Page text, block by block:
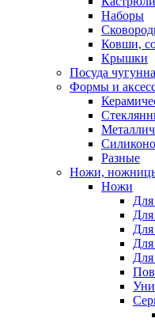
Наборы
Ковши,
Крышки
Посуда
Формы и
Разные
Ножи,
Ножи
Для
Для
Для
Для